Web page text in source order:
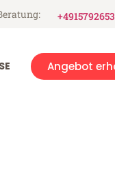
Angebot